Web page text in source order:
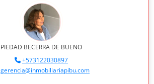
PIEDAD BECERRA DE BUENO
+573122030897
gerencia@inmobiliariapibu.com